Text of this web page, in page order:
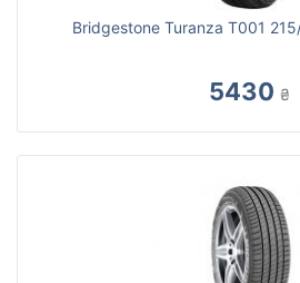
Bridgestone Turanza T001
5430 ₴